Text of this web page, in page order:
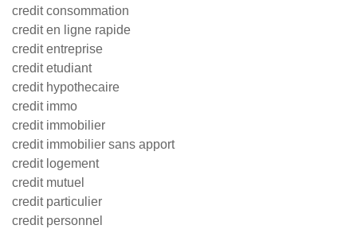
credit consommation
credit en ligne rapide
credit entreprise
credit etudiant
credit hypothecaire
credit immo
credit immobilier
credit immobilier sans apport
credit logement
credit mutuel
credit particulier
credit personnel